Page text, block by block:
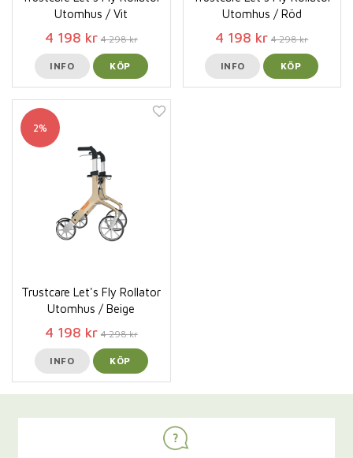
Utomhus / Vit
4 198 kr 4 298 kr
INFO KÖP
Utomhus / Röd
4 198 kr 4 298 kr
INFO KÖP
2%
Trustcare Let's Fly Rollator
Utomhus / Beige
4 198 kr 4 298 kr
INFO KÖP